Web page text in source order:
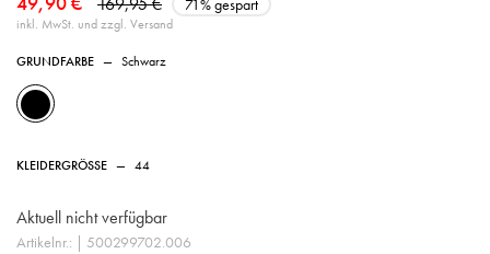
71% gespart
inkl. MwSt. und zzgl. Versand
GRUNDFARBE — Schwarz
KLEIDERGRÖSSE — 44
Aktuell nicht verfügbar
Artikelnr.: | 500299702.006